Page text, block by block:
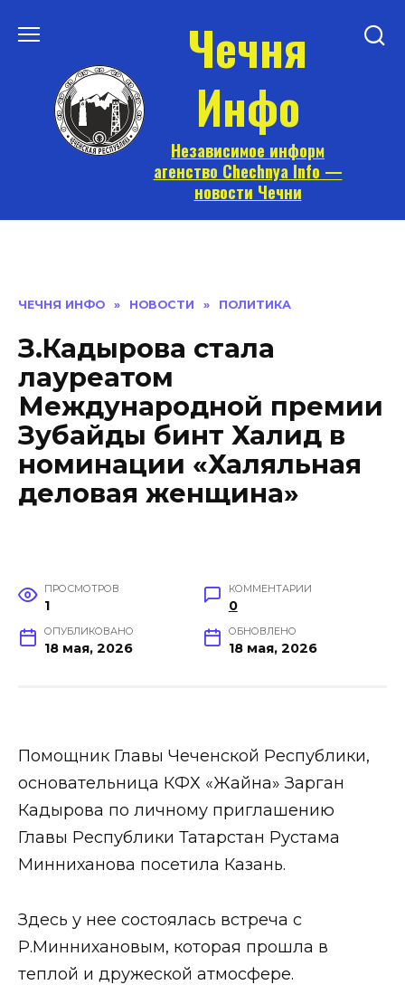
Чечня
Инфо
Независимое информ
агенство Chechnya Info —
новости Чечни
ЧЕЧНЯ ИНФО » НОВОСТИ » ПОЛИТИКА
З.Кадырова стала
лауреатом
Международной премии
Зубайды бинт Халид в
номинации «Халяльная
деловая женщина»
ПРОСМОТРОВ
1
КОММЕНТАРИИ
0
ОПУБЛИКОВАНО
18 мая, 2026
ОБНОВЛЕНО
18 мая, 2026
Помощник Главы Чеченской Республики,
основательница КФХ «Жайна» Зарган
Кадырова по личному приглашению
Главы Республики Татарстан Рустама
Минниханова посетила Казань.
Здесь у нее состоялась встреча с
Р.Миннихановым, которая прошла в
теплой и дружеской атмосфере.